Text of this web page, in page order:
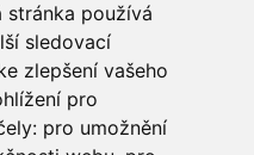
stránka používá
sledovací
zlepšení vašeho
pro
pro umožnění